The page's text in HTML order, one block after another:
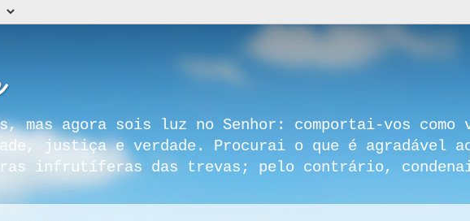
mas agora sois luz no Senhor: comportai-vos
justiça e verdade. Procurai o que é agradável
infrutíferas das trevas; pelo contrário,